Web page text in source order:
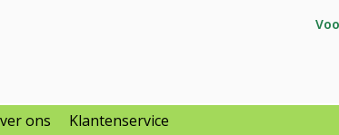
Ga
ons Klantenservice